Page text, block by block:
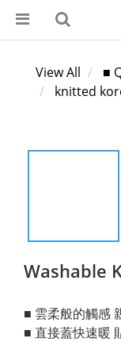
View All
■
knitted
Washable
■ 雲柔般的觸感
■ 直接蓋快速暖